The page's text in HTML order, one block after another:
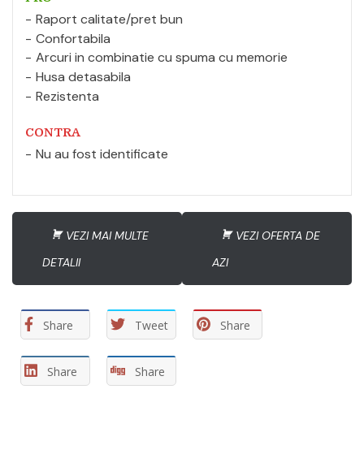
Raport calitate/pret bun
Confortabila
Arcuri in combinatie cu spuma cu memorie
Husa detasabila
Rezistenta
CONTRA
Nu au fost identificate
VEZI MAI MULTE
DETALII
VEZI OFERTA DE
AZI
Share Tweet Share
Share Share